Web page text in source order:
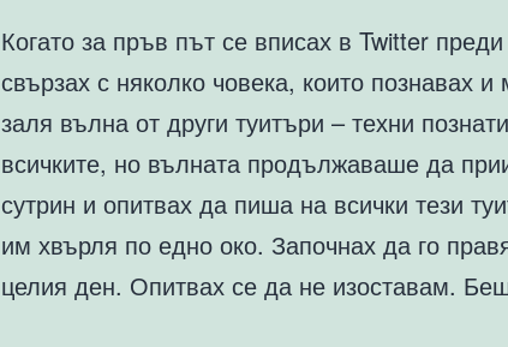
Когато за пръв път се вписах в Twitter
свързах с няколко човека, които познавах
заля вълна от други туитъри – техни
всичките, но вълната продължаваше да
сутрин и опитвах да пиша на всички тези
им хвърля по едно око. Започнах да го
целия ден. Опитвах се да не изоставам.